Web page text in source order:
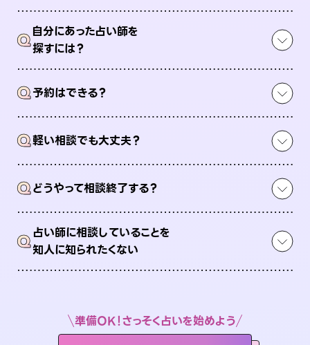
Q自分にあった占い師を
探すには？
Q予約はできる？
Q軽い相談でも大丈夫？
Qどうやって相談終了する？
Q占い師に相談していることを
知人に知られたくない
準備OK！さっそく占いを始めよう